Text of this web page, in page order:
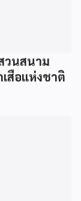
วนสนาม
สือแห่งชาติ